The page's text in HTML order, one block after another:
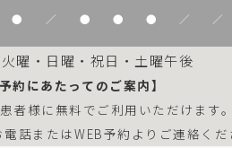
● ／ ● ● ● ／ ／
曜・日曜・祝日・土曜午後
予約にあたってのご案内】
者様に無料でご利用いただけます
話またはWEB予約よりご連絡くだ